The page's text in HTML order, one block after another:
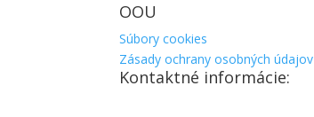
OOU
Súbory cookies
Zásady ochrany osobných údajov
Kontaktné informácie: